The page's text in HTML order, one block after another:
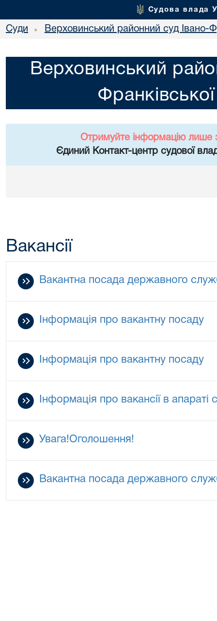
Судова влада
Суди • Верховинський районний суд Івано-
Верховинський
Отримуйте інформацію лише
Єдиний Контакт-центр судової
Вакансії
Вакантна посада державного
Інформація про вакантну посаду
Інформація про вакантну посаду
Інформація про вакансії в апараті
Увага!Оголошення!
Вакантна посада державного